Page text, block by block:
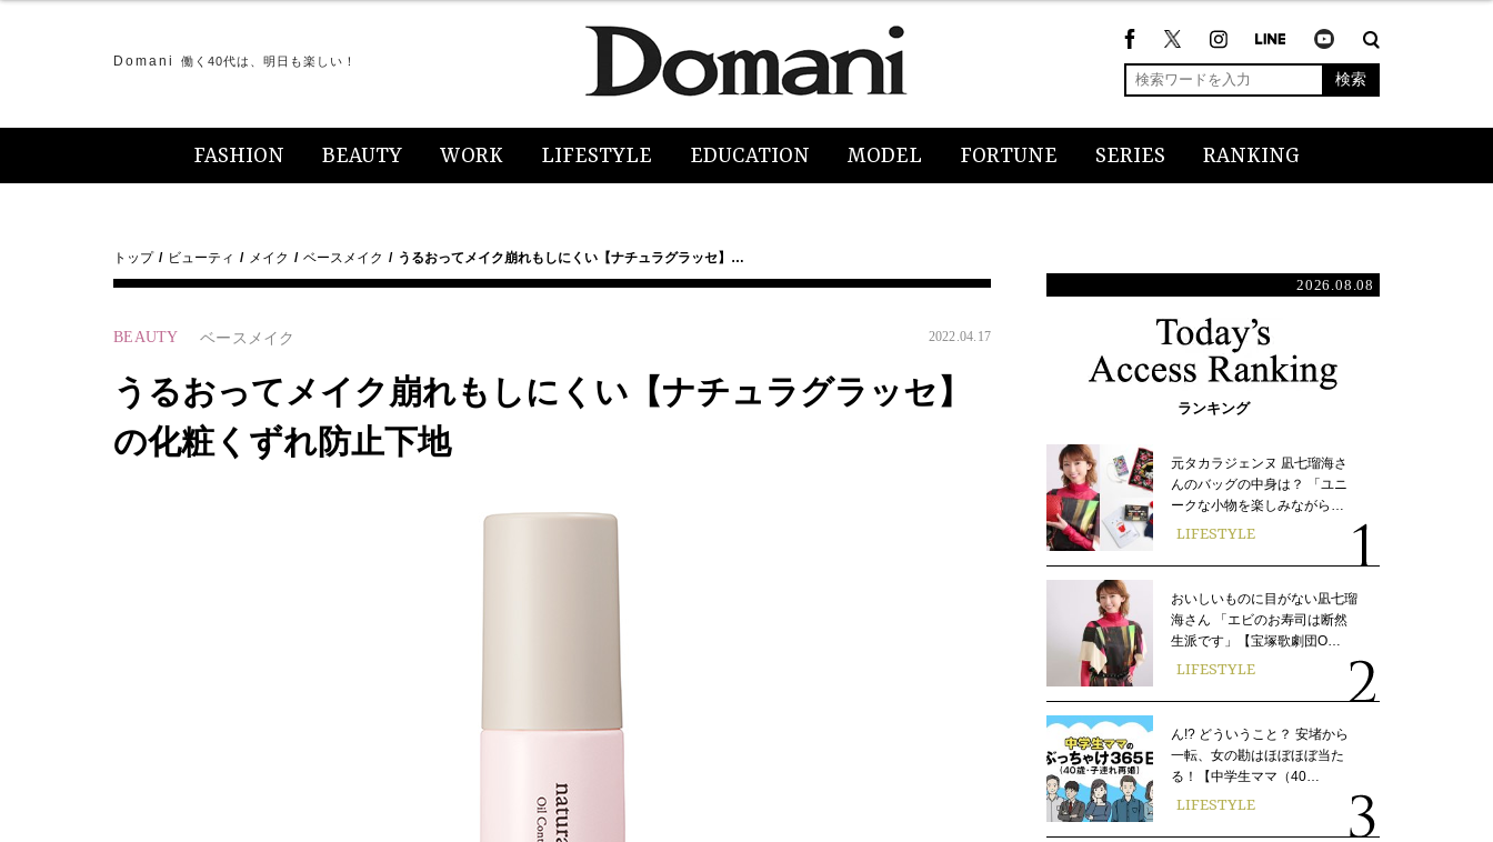
Domani 働く40代は、明日も楽しい！
検索
FASHION BEAUTY WORK LIFESTYLE EDUCATION MODEL FORTUNE SERIES RANKING
トップ ビューティ メイク ベースメイク うるおってメイク崩れもしにくい【ナチュラグラッセ】…
BEAUTY ベースメイク 2022.04.17
うるおってメイク崩れもしにくい【ナチュラグラッセ】
の化粧くずれ防止下地
2026.08.08
ランキング
元タカラジェンヌ 凪七瑠海さ
んのバッグの中身は？ 「ユニ
ークな小物を楽しみながら…
LIFESTYLE
おいしいものに目がない凪七瑠
海さん 「エビのお寿司は断然
生派です」【宝塚歌劇団O…
LIFESTYLE
ん!? どういうこと？ 安堵から
一転、女の勘はほぼほぼ当た
る！【中学生ママ（40…
LIFESTYLE